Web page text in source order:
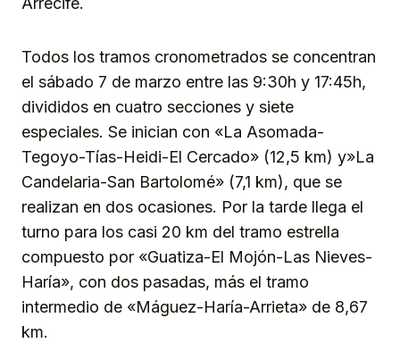
Todos los tramos cronometrados se concentran
el sábado 7 de marzo entre las 9:30h y 17:45h,
divididos en cuatro secciones y siete
especiales. Se inician con «La Asomada-
Tegoyo-Tías-Heidi-El Cercado» (12,5 km) y»La
Candelaria-San Bartolomé» (7,1 km), que se
realizan en dos ocasiones. Por la tarde llega el
turno para los casi 20 km del tramo estrella
compuesto por «Guatiza-El Mojón-Las Nieves-
Haría», con dos pasadas, más el tramo
intermedio de «Máguez-Haría-Arrieta» de 8,67
km.